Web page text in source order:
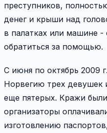
преступников,
денег и крыши над
в палатках или машине -
обратиться за помощью.
С июня по октябрь 2009
Норвегию трех
еще пятерых. Кражи
организаторы
изготовлению